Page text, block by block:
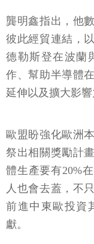
龔明鑫指出，他
彼此經貿連結，
德勒斯登在波蘭
作、幫助半導體
延伸以及擴大影響
歐盟盼強化歐洲
祭出相關獎勵計
體生產要有20%
人也會去蓋，不
前進中東歐投資
獻。